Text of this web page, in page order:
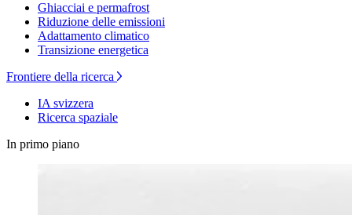
Ghiacciai e permafrost
Riduzione delle emissioni
Adattamento climatico
Transizione energetica
Frontiere della ricerca
IA svizzera
Ricerca spaziale
In primo piano